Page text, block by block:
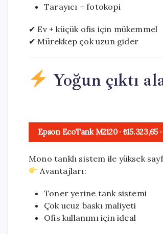
Tarayıcı + fotokopi
✔ Ev + küçük ofis için mükemmel
✔ Mürekkep çok uzun gider
Yoğun çıktı
Epson EcoTank M2120· ₺15.323,65
Mono tanklı sistem ile yüksek
Avantajları:
Toner yerine tank sistemi
Çok ucuz baskı maliyeti
Ofis kullanımı için ideal